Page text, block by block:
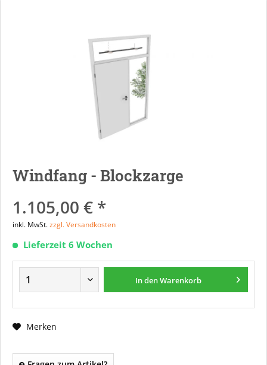
Windfang - Blockzarge
1.105,00 € *
inkl. MwSt.zzgl. Versandkosten
Lieferzeit 6 Wochen
In denWarenkorb
Merken